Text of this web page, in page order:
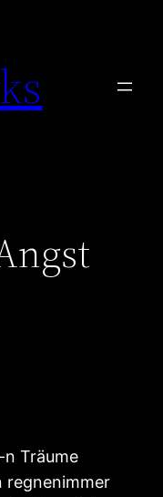
Träume
regnenimmer